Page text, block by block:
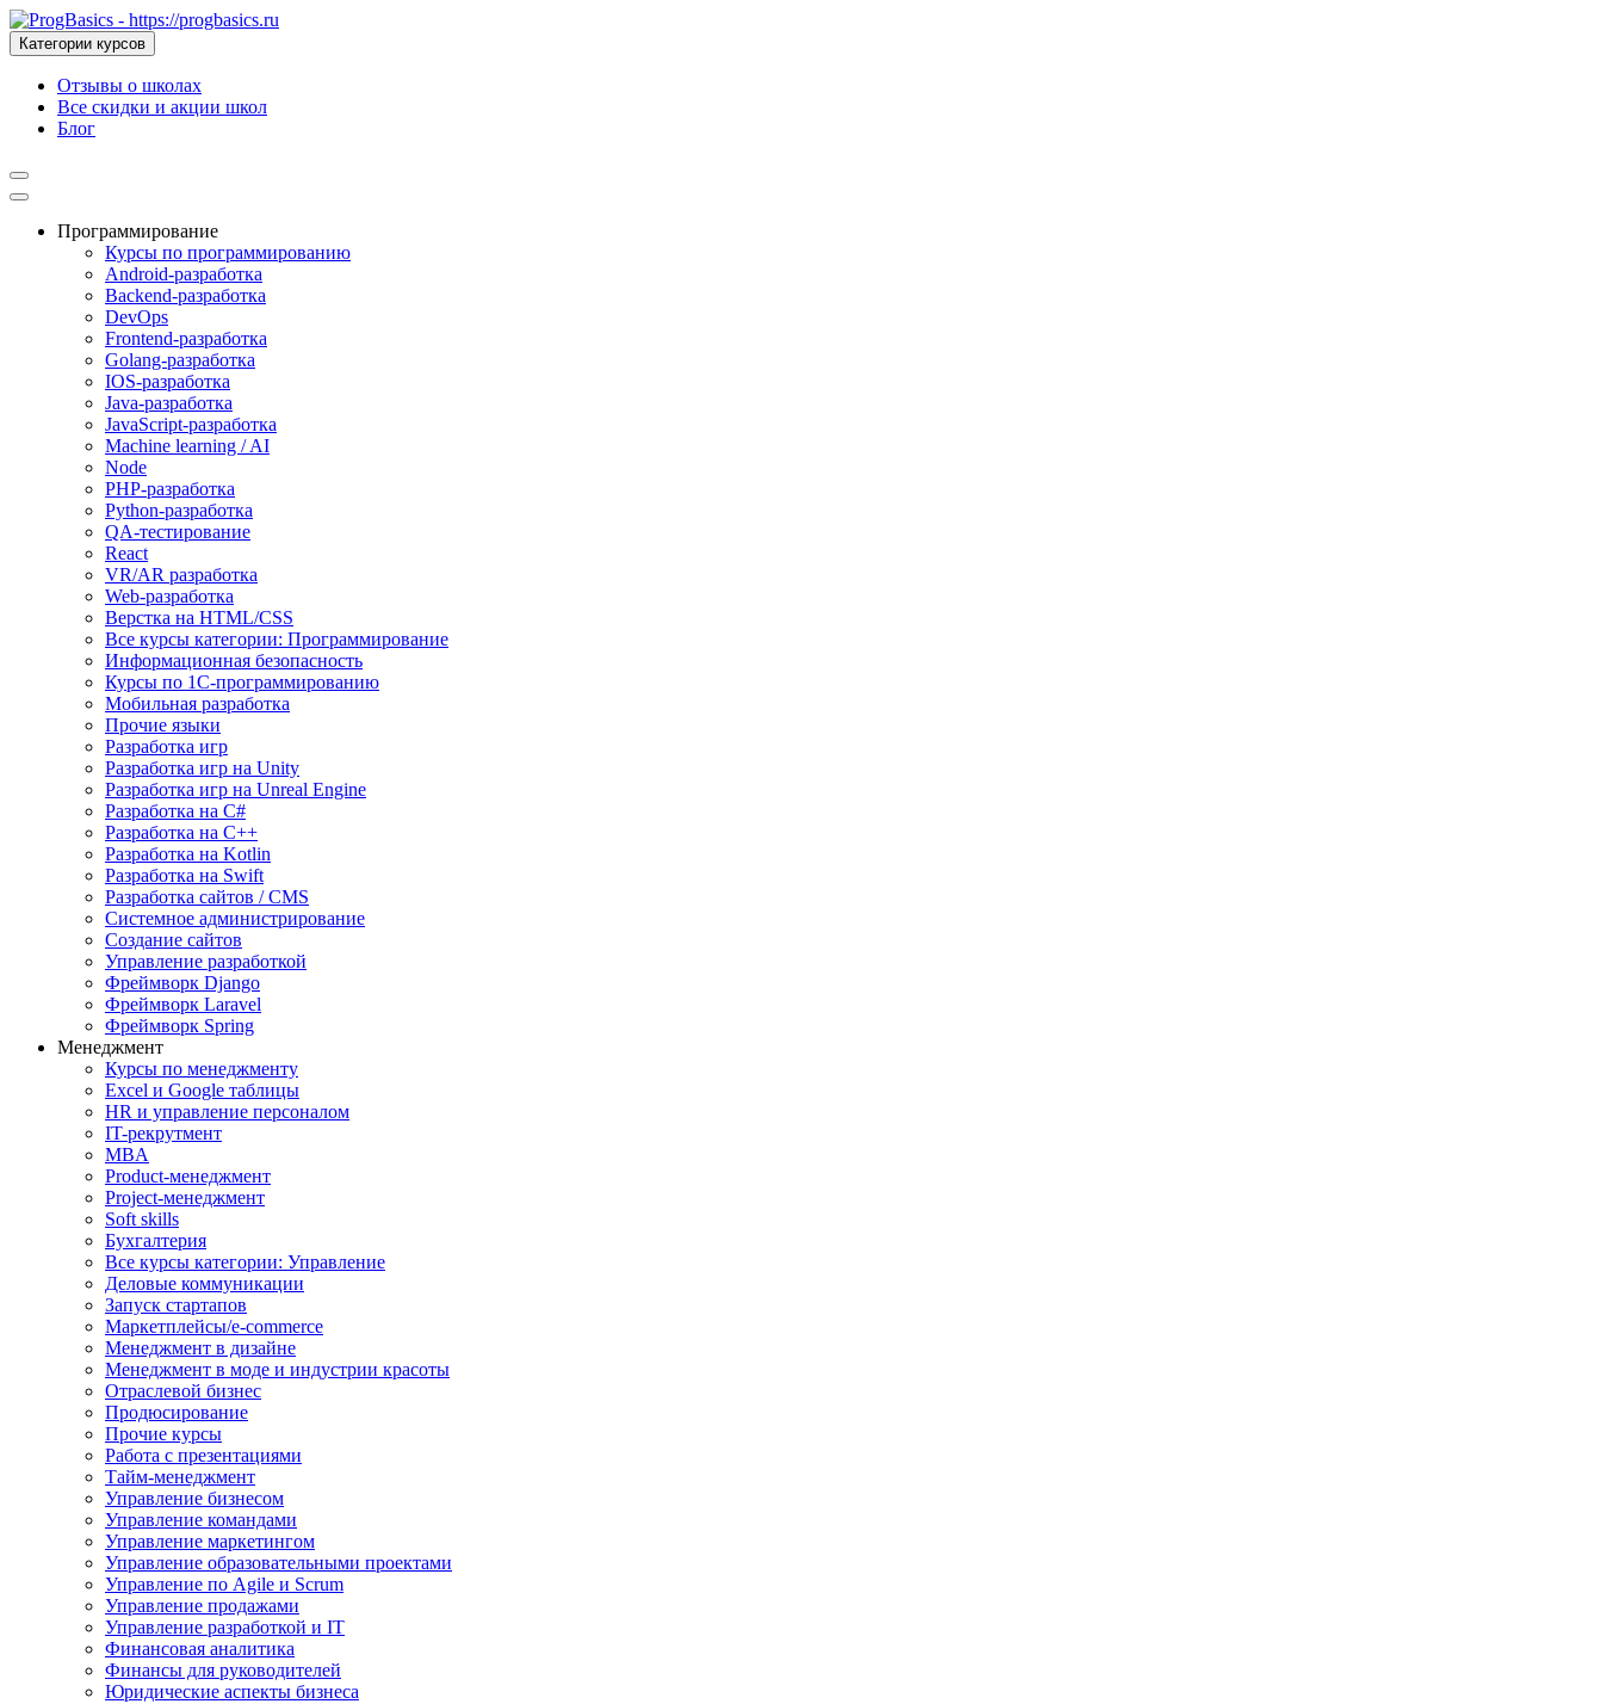
Категории курсов
Отзывы о школах
Все скидки и акции школ
Блог
Программирование
Курсы по программированию
Android-разработка
Backend-разработка
DevOps
Frontend-разработка
Golang-разработка
IOS-разработка
Java-разработка
JavaScript-разработка
Machine learning / AI
Node
PHP-разработка
Python-разработка
QA-тестирование
React
VR/AR разработка
Web-разработка
Верстка на HTML/CSS
Все курсы категории: Программирование
Информационная безопасность
Курсы по 1С-программированию
Мобильная разработка
Прочие языки
Разработка игр
Разработка игр на Unity
Разработка игр на Unreal Engine
Разработка на C#
Разработка на C++
Разработка на Kotlin
Разработка на Swift
Разработка сайтов / CMS
Системное администрирование
Создание сайтов
Управление разработкой
Фреймворк Django
Фреймворк Laravel
Фреймворк Spring
Менеджмент
Курсы по менеджменту
Excel и Google таблицы
HR и управление персоналом
IT-рекрутмент
MBA
Product-менеджмент
Project-менеджмент
Soft skills
Бухгалтерия
Все курсы категории: Управление
Деловые коммуникации
Запуск стартапов
Маркетплейсы/e-commerce
Менеджмент в дизайне
Менеджмент в моде и индустрии красоты
Отраслевой бизнес
Продюсирование
Прочие курсы
Работа с презентациями
Тайм-менеджмент
Управление бизнесом
Управление командами
Управление маркетингом
Управление образовательными проектами
Управление по Agile и Scrum
Управление продажами
Управление разработкой и IT
Финансовая аналитика
Финансы для руководителей
Юридические аспекты бизнеса